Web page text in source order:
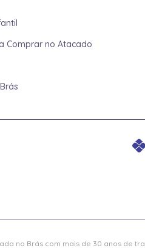
Comprar no Atacado
no Brás com mais de 30 anos de